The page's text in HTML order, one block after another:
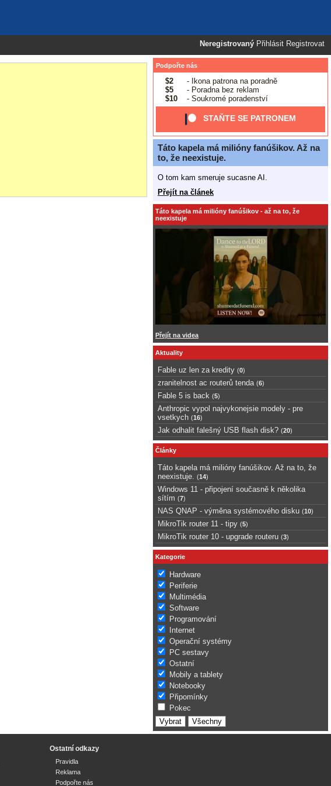
Neregistrovaný Přihlásit Registrovat
Podpořte nás
$2
- Ikona patrona na poradně
$5
- Poradna bez reklam
$10
- Soukromé poradenství
STAŇTE SE PATRONEM
Táto kapela má milióny fanúšikov. Až na
to, že neexistuje.
O tom kam smeruje sucasne AI.
Přejít na článek
Táto kapela má milióny fanúšikov - až na to, že
neexistuje
Přejít na videa
Aktuality
Fable uz len za kredity (0)
zranitelnost ac routerů tenda (6)
Fable 5 is back (5)
Anthropic vypol najvykonejsie modely - pre
vsetkych (16)
Jak odhalit falešný USB flash disk? (20)
Články
Táto kapela má milióny fanúšikov. Až na to, že
neexistuje.
(14)
Windows 11 - připojení současně k několika
sítím (7)
NAS QNAP - výměna systémového disku (10)
MikroTik router 11 - tipy (5)
MikroTik router 10 - upgrade routeru (3)
Kategorie
Hardware
Periferie
Multimédia
Software
Programování
Internet
Operační systémy
PC sestavy
Ostatní
Mobily a tablety
Notebooky
Připomínky
Pokec
Ostatní odkazy
Pravidla
Reklama
Podpořte nás